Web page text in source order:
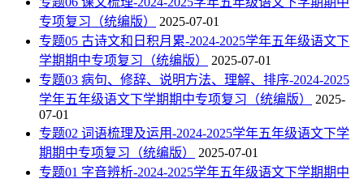
专项复习（统编版）
2025-07-01
专题05 古诗文和日积月累-2024-2025学年五年级语文下
学期期中专项复习（统编版）
2025-07-01
专题03 病句、修辞、说明方法、理解、排序-2024-2025
学年五年级语文下学期期中专项复习（统编版）
2025-
07-01
专题02 词语梳理及运用-2024-2025学年五年级语文下学
期期中专项复习（统编版）
2025-07-01
专题01 字音辨析-2024-2025学年五年级语文下学期期中